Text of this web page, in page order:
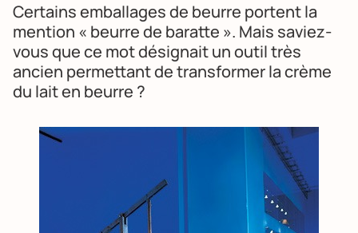
Certains emballages de beurre portent la
mention « beurre de baratte ». Mais saviez-
vous que ce mot désignait un outil très
ancien permettant de transformer la crème
du lait en beurre ?